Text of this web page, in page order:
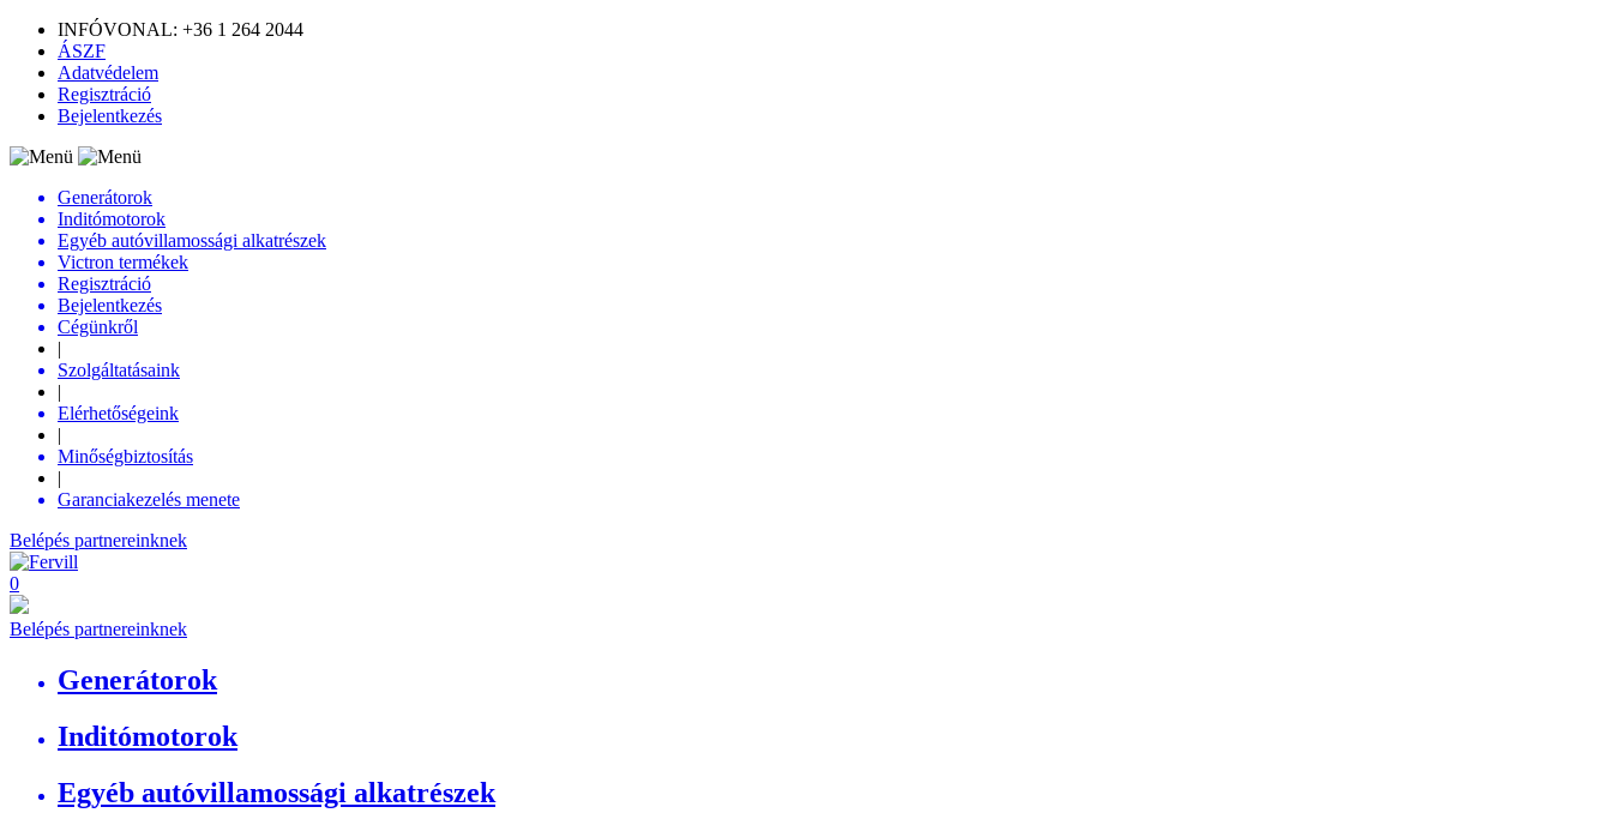
INFÓVONAL: +36 1 264 2044
ÁSZF
Adatvédelem
Regisztráció
Bejelentkezés
Generátorok
Inditómotorok
Egyéb autóvillamossági alkatrészek
Victron termékek
Regisztráció
Bejelentkezés
Cégünkről
|
Szolgáltatásaink
|
Elérhetőségeink
|
Minőségbiztosítás
|
Garanciakezelés menete
Belépés partnereinknek
0
Belépés partnereinknek
Generátorok
Inditómotorok
Egyéb autóvillamossági alkatrészek